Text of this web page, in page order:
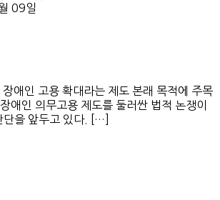
09일
애인 고용 확대라는 제도 본래 목적에 주목
애인 의무고용 제도를 둘러싼 법적 논쟁이
을 앞두고 있다. […]